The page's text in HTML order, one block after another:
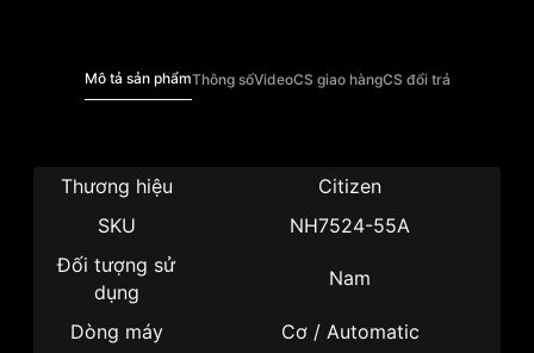
Mô tả sản phẩmThông sốVideoCS giao hàngCS đổi trả
Thương hiệu
Citizen
SKU
NH7524-55A
Đối tượng sử
dụng
Nam
Dòng máy Cơ / Automatic